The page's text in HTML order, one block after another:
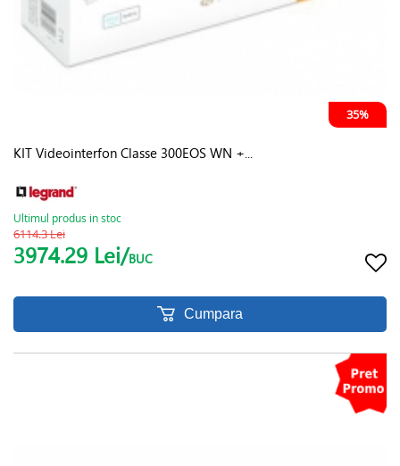
35%
KIT Videointerfon Classe 300EOS WN +...
Ultimul produs in stoc
6114.3 Lei
3974.29 Lei/BUC
Cumpara